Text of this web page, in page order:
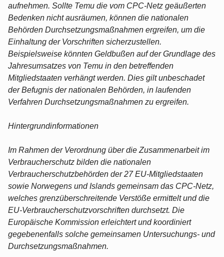
aufnehmen. Sollte Temu die vom CPC-Netz geäußerten
Bedenken nicht ausräumen, können die nationalen
Behörden Durchsetzungsmaßnahmen ergreifen, um die
Einhaltung der Vorschriften sicherzustellen.
Beispielsweise könnten Geldbußen auf der Grundlage des
Jahresumsatzes von Temu in den betreffenden
Mitgliedstaaten verhängt werden. Dies gilt unbeschadet
der Befugnis der nationalen Behörden, in laufenden
Verfahren Durchsetzungsmaßnahmen zu ergreifen.
Hintergrundinformationen
Im Rahmen der Verordnung über die Zusammenarbeit im
Verbraucherschutz bilden die nationalen
Verbraucherschutzbehörden der 27 EU-Mitgliedstaaten
sowie Norwegens und Islands gemeinsam das CPC-Netz,
welches grenzüberschreitende Verstöße ermittelt und die
EU-Verbraucherschutzvorschriften durchsetzt. Die
Europäische Kommission erleichtert und koordiniert
gegebenenfalls solche gemeinsamen Untersuchungs- und
Durchsetzungsmaßnahmen.